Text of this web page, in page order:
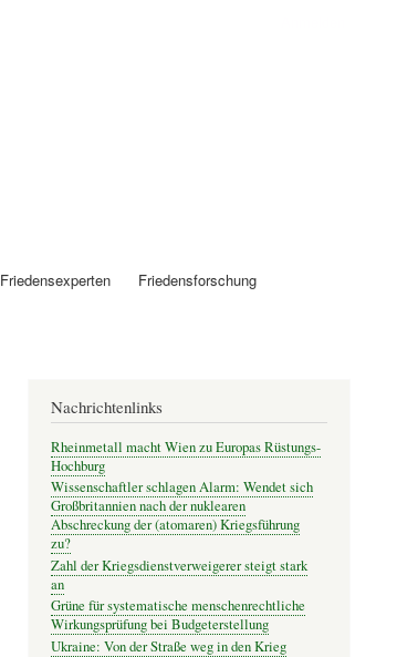
Friedensexperten Friedensforschung
Nachrichtenlinks
Rheinmetall macht Wien zu Europas Rüstungs-
Hochburg
Wissenschaftler schlagen Alarm: Wendet sich
Großbritannien nach der nuklearen
Abschreckung der (atomaren) Kriegsführung
zu?
Zahl der Kriegsdienstverweigerer steigt stark
an
Grüne für systematische menschenrechtliche
Wirkungsprüfung bei Budgeterstellung
Ukraine: Von der Straße weg in den Krieg